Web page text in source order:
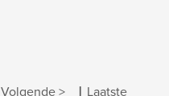
Volgende > Laatste